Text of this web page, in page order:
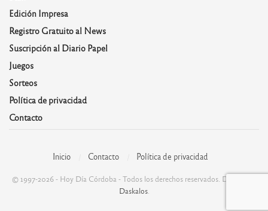
Edición Impresa
Registro Gratuito al News
Suscripción al Diario Papel
Juegos
Sorteos
Política de privacidad
Contacto
Inicio Contacto Política de privacidad
© 1997-2026 - Hoy Día Córdoba - Todos los derechos reservados. Desarrolla:
Daskalos.